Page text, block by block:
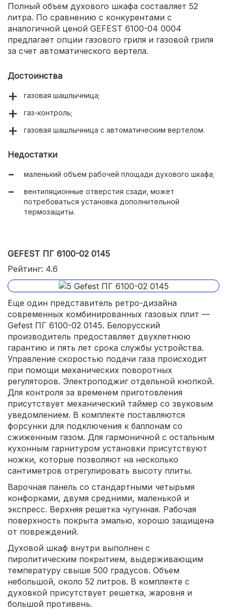
Полный объем духового шкафа составляет 52
литра. По сравнению с конкурентами с
аналогичной ценой GEFEST 6100-04 0004
предлагает опции газового гриля и газовой гриля
за счет автоматического вертела.
Достоинства
газовая шашлычница;
газ-контроль;
газовая шашлычница с автоматическим вертелом.
Недостатки
маленький объем рабочей площади духового шкафа;
вентиляционные отверстия сзади, может
потребоваться установка дополнительной
термозащиты.
GEFEST ПГ 6100-02 0145
Рейтинг: 4.6
Еще один представитель ретро-дизайна
современных комбинированных газовых плит —
Gefest ПГ 6100-02 0145. Белорусский
производитель предоставляет двухлетнюю
гарантию и пять лет срока службы устройства.
Управление скоростью подачи газа происходит
при помощи механических поворотных
регуляторов. Электроподжиг отдельной кнопкой.
Для контроля за временем приготовления
присутствует механический таймер со звуковым
уведомлением. В комплекте поставляются
форсунки для подключения к баллонам со
сжиженным газом. Для гармоничной с остальным
кухонным гарнитуром установки присутствуют
ножки, которые позволяют на несколько
сантиметров отрегулировать высоту плиты.
Варочная панель со стандартными четырьмя
конфорками, двумя средними, маленькой и
экспресс. Верхняя решетка чугунная. Рабочая
поверхность покрыта эмалью, хорошо защищена
от повреждений.
Духовой шкаф внутри выполнен с
пиролитическим покрытием, выдерживающим
температуру свыше 500 градусов. Объем
небольшой, около 52 литров. В комплекте с
духовкой присутствует решетка, жаровня и
большой противень.